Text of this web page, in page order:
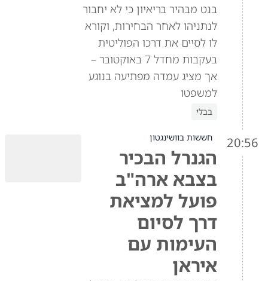
בנט מבהיר בריאיון כי לא יחבור
לנתניהו לאחר הבחירות, וקורא
לו לסיים את דרכו הפוליטית
בעקבות מחדל 7 באוקטובר –
אך מציג עמדה מפתיעה בנוגע
למשפטו
בבלי
20:56 חששות בוושינגטון
הגנרל הבכיר
בצבא ארה"ב
פועל למציאת
דרך לסיום
העימות עם
איראן